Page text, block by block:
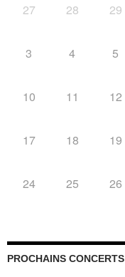
27 28 29
3 4 5
10 11 12
17 18 19
24 25 26
PROCHAINS CONCERTS